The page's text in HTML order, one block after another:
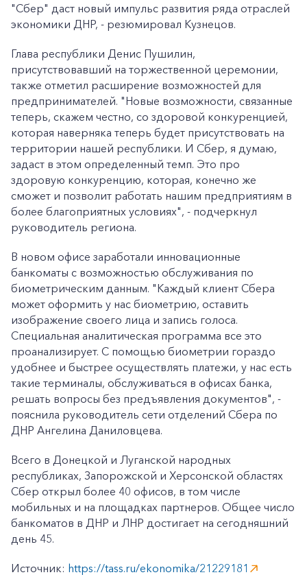
"Сбер" даст новый импульс развития ряда отраслей
экономики ДНР, - резюмировал Кузнецов.
Глава республики Денис Пушилин,
присутствовавший на торжественной церемонии,
также отметил расширение возможностей для
предпринимателей. "Новые возможности, связанные
теперь, скажем честно, со здоровой конкуренцией,
которая наверняка теперь будет присутствовать на
территории нашей республики. И Сбер, я думаю,
задаст в этом определенный темп. Это про
здоровую конкуренцию, которая, конечно же
сможет и позволит работать нашим предприятиям в
более благоприятных условиях", - подчеркнул
руководитель региона.
В новом офисе заработали инновационные
банкоматы с возможностью обслуживания по
биометрическим данным. "Каждый клиент Сбера
может оформить у нас биометрию, оставить
изображение своего лица и запись голоса.
Специальная аналитическая программа все это
проанализирует. С помощью биометрии гораздо
удобнее и быстрее осуществлять платежи, у нас есть
такие терминалы, обслуживаться в офисах банка,
решать вопросы без предъявления документов", -
пояснила руководитель сети отделений Сбера по
ДНР Ангелина Даниловцева.
Всего в Донецкой и Луганской народных
республиках, Запорожской и Херсонской областях
Сбер открыл более 40 офисов, в том числе
мобильных и на площадках партнеров. Общее число
банкоматов в ДНР и ЛНР достигает на сегодняшний
день 45.
Источник: https://tass.ru/ekonomika/21229181